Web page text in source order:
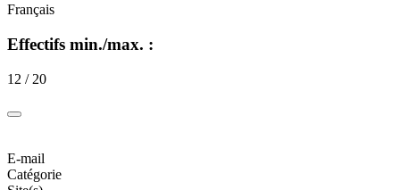
Français
Effectifs min./max. :
12 / 20
E-mail
Catégorie